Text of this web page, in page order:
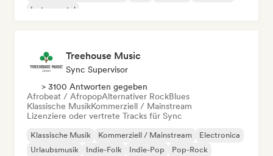
Instrumental
Treehouse Music
Sync Supervisor
> 3100 Antworten gegeben
Afrobeat / AfropopAlternativer RockBlues
Klassische MusikKommerziell / Mainstream
Lizenziere oder vertrete Tracks für Sync
Klassische Musik Kommerziell / Mainstream
Electronica
Urlaubsmusik
Indie-Folk Indie-Pop
Pop-Rock